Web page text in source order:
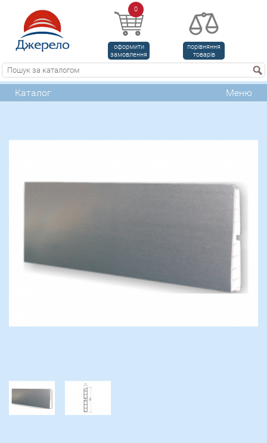
0
оформити
замовлення
порівняння
товарів
Каталог Меню